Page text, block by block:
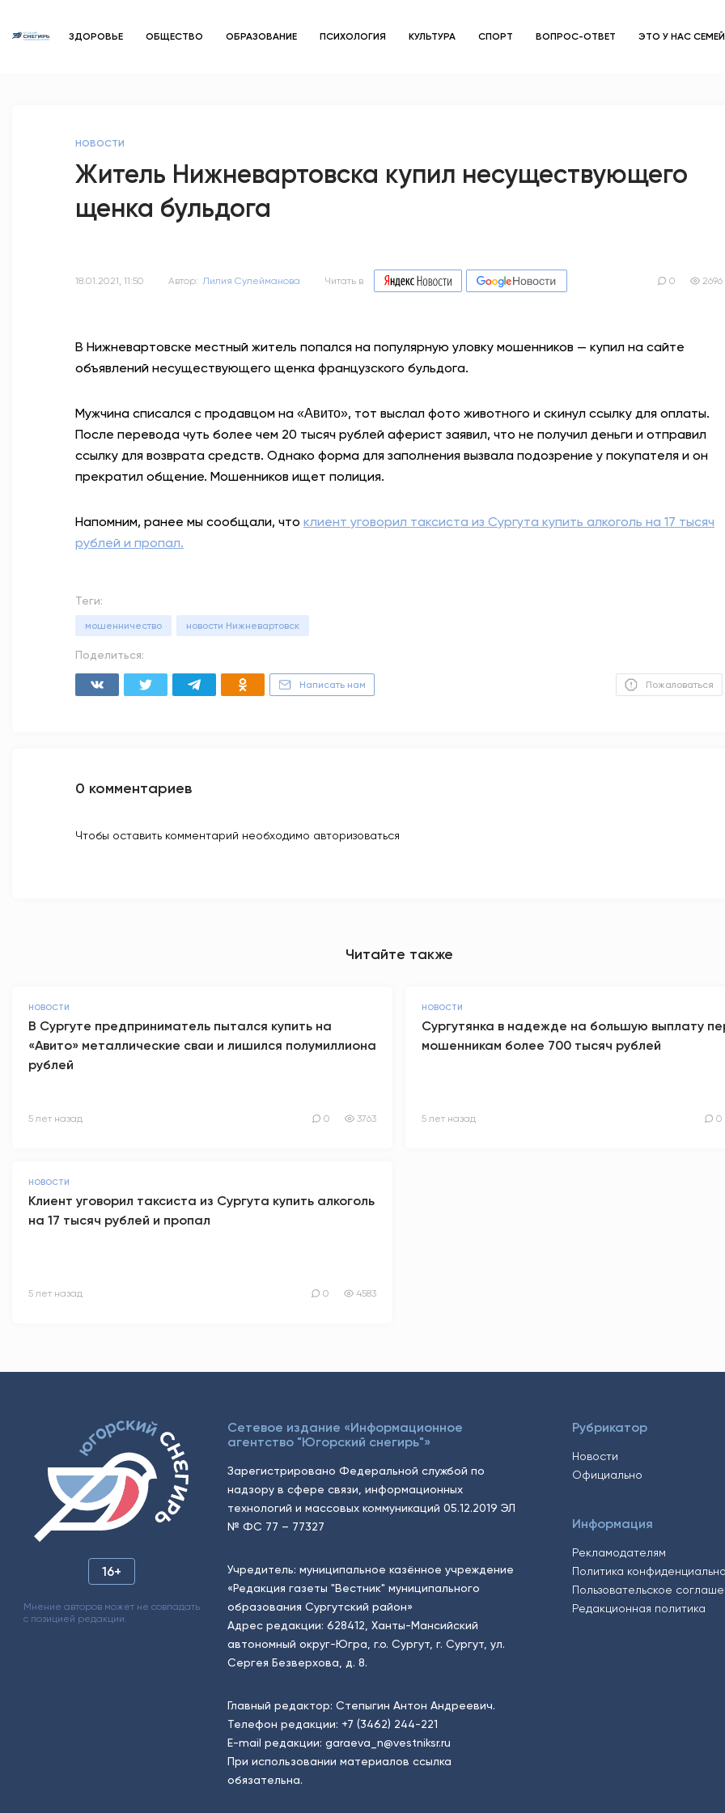
ЗДОРОВЬЕ ОБЩЕСТВО ОБРАЗОВАНИЕ ПСИХОЛОГИЯ КУЛЬТУРА СПОРТ ВОПРОС-ОТВЕТ ЭТО У НАС
СПОРТ
ЭТО У НАС СЕМЕЙНОЕ
НОВОСТИ
НОВОСТИ
Житель Нижневартовска купил несуществующего
щенка бульдога
18.01.2021, 11:50 Автор: Лилия Сулейманова Читать в 0 2696
В Нижневартовске местный житель попался на популярную уловку мошенников — купил на сайте
объявлений несуществующего щенка французского бульдога.
Мужчина списался с продавцом на «Авито», тот выслал фото животного и скинул ссылку для оплаты.
После перевода чуть более чем 20 тысяч рублей аферист заявил, что не получил деньги и отправил
ссылку для возврата средств. Однако форма для заполнения вызвала подозрение у покупателя и он
прекратил общение. Мошенников ищет полиция.
Напомним, ранее мы сообщали, что клиент уговорил таксиста из Сургута купить алкоголь на 17 тысяч
рублей и пропал.
Теги:
мошенничество новости Нижневартовск
Поделиться:
Написать нам Пожаловаться
0 комментариев
Чтобы оставить комментарий необходимо авторизоваться
Читайте также
НОВОСТИ
В Сургуте предприниматель пытался купить на
«Авито» металлические сваи и лишился полумиллиона
рублей
5 лет назад 0 3763
НОВОСТИ
Сургутянка в надежде на большую выплату
мошенникам более 700 тысяч рублей
5 лет назад 0
НОВОСТИ
Клиент уговорил таксиста из Сургута купить алкоголь
на 17 тысяч рублей и пропал
5 лет назад 0 4583
16+
Мнение авторов может не совпадать
с позицией редакции.
Сетевое издание «Информационное
агентство "Югорский снегирь"»
Зарегистрировано Федеральной службой по
надзору в сфере связи, информационных
технологий и массовых коммуникаций 05.12.2019 ЭЛ
№ ФС 77 – 77327
Учредитель: муниципальное казённое учреждение
«Редакция газеты "Вестник" муниципального
образования Сургутский район»
Адрес редакции: 628412, Ханты-Мансийский
автономный округ-Югра, г.о. Сургут, г. Сургут, ул.
Сергея Безверхова, д. 8.
Главный редактор: Степыгин Антон Андреевич.
Телефон редакции: +7 (3462) 244-221
E-mail редакции: garaeva_n@vestniksr.ru
При использовании материалов ссылка
обязательна.
Рубрикатор
Новости
Официально
Информация
Рекламодателям
Политика
Пользовательское
Редакционная политика